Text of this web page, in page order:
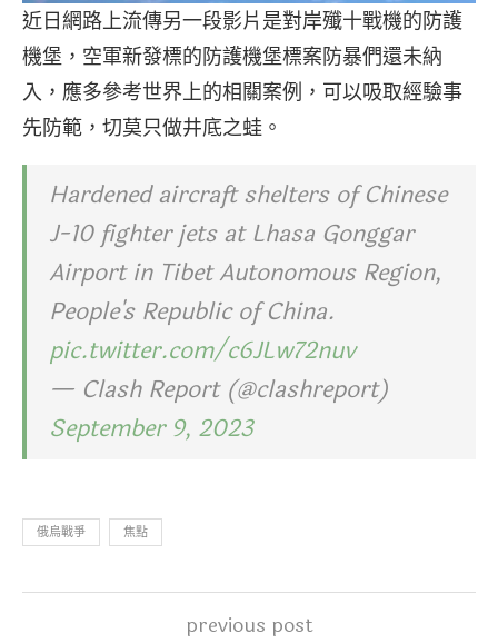
近日網路上流傳另一段影片是對岸殲十戰機的防護
機堡，空軍新發標的防護機堡標案防暴們還未納
入，應多參考世界上的相關案例，可以吸取經驗事
先防範，切莫只做井底之蛙。
Hardened aircraft shelters of Chinese
J-10 fighter jets at Lhasa Gonggar
Airport in Tibet Autonomous Region,
People's Republic of China.
pic.twitter.com/c6JLw72nuv
— Clash Report (@clashreport)
September 9, 2023
俄烏戰爭 焦點
previous post